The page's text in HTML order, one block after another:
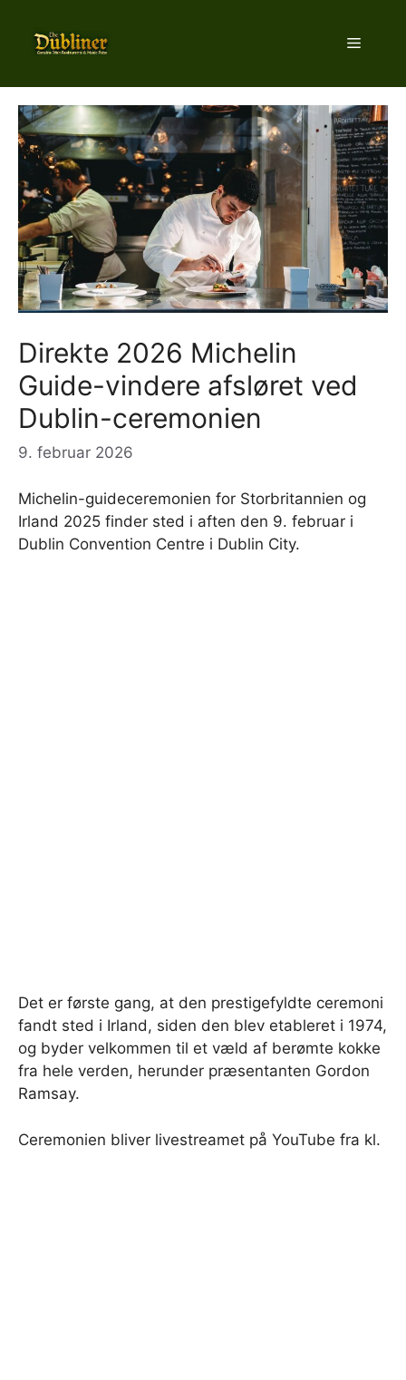
indhold
Menu
Direkte 2026 Michelin
Guide-vindere afsløret ved
Dublin-ceremonien
9. februar 2026
Michelin-guideceremonien for Storbritannien og
Irland 2025 finder sted i aften den 9. februar i
Dublin Convention Centre i Dublin City.
Det er første gang, at den prestigefyldte ceremoni
fandt sted i Irland, siden den blev etableret i 1974,
og byder velkommen til et væld af berømte kokke
fra hele verden, herunder præsentanten Gordon
Ramsay.
Ceremonien bliver livestreamet på YouTube fra kl.